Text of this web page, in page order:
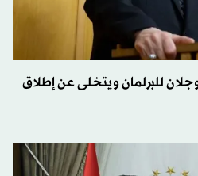
للبرلمان ويتخلى عن إطلاق